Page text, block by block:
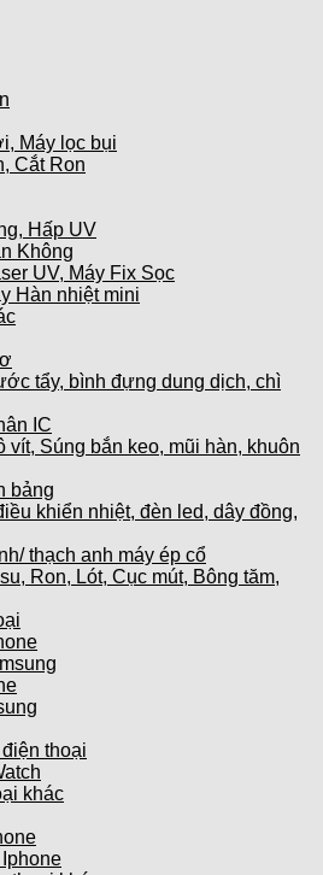
Máy lọc bụi
Cắt Ron
Hấp UV
Không
UV, Máy Fix Sọc
Hàn nhiệt mini
tẩy, bình đựng dung dịch, chì
IC
vít, Súng bắn keo, mũi hàn, khuôn
bảng
khiển nhiệt, đèn led, dây đồng,
thạch anh máy ép cổ
Ron, Lót, Cục mút, Bông tăm,
thoại
khác